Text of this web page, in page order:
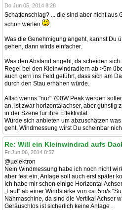
Do Jun 05, 2014 8:28
Schattenschlag? ... die sind aber nicht aus
schon werfen
Was die Genehmigung angeht, kannst Du
gehen, dann wirds einfacher.
Was den Abstand angeht, da scheiden
Regel bei den Kleinwindradlern ab >5m
auch gern ins Feld geführt, dass sich am
durch den Stau erhähen würde.
Allso wenns "nur" 700W Peak werden
an, ist zwar horizontalachser, aber günstig
in der Szene für ihre Effektivität.
Würde sich anbieten um abzuschätzen
geht, Windmessung wirst Du scheinbar
Re: Will ein Kleinwindrad aufs
Fr Jun 06, 2014 8:57
@µelektron
Nein Windmessung habe ich noch nicht
aber fest ein, Anlage soll auch erst später
Ich habe mir schon einige Horizontal
„Laut“ ab einer Windstärke von ca. 5m/s
Nähmaschine, da sind die Vertikal Achser
Geräuschlos ist sicherlich keine Anlage .